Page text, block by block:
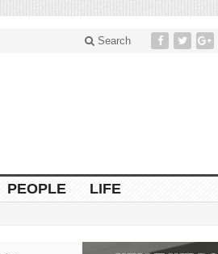
Search
PEOPLE LIFE